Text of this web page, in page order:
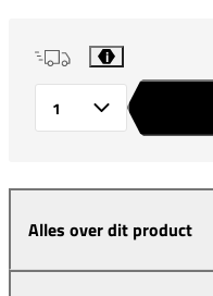
i
Alles over dit product